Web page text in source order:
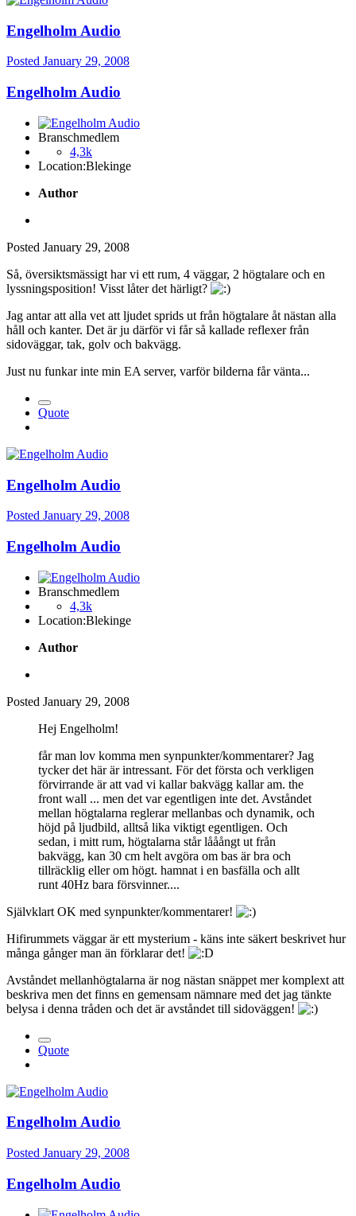
Engelholm Audio
Posted January 29, 2008
Engelholm Audio
Branschmedlem
4,3k
Location:Blekinge
Author
Posted January 29, 2008
Så, översiktsmässigt har vi ett rum, 4 väggar, 2 högtalare och en
lyssningsposition! Visst låter det härligt?
Jag antar att alla vet att ljudet sprids ut från högtalare åt nästan alla
håll och kanter. Det är ju därför vi får så kallade reflexer från
sidoväggar, tak, golv och bakvägg.
Just nu funkar inte min EA server, varför bilderna får vänta...
Quote
Engelholm Audio
Posted January 29, 2008
Engelholm Audio
Branschmedlem
4,3k
Location:Blekinge
Author
Posted January 29, 2008
Hej Engelholm!
får man lov komma men synpunkter/kommentarer? Jag
tycker det här är intressant. För det första och verkligen
förvirrande är att vad vi kallar bakvägg kallar am. the
front wall ... men det var egentligen inte det. Avståndet
mellan högtalarna reglerar mellanbas och dynamik, och
höjd på ljudbild, alltså lika viktigt egentligen. Och
sedan, i mitt rum, högtalarna står lååångt ut från
bakvägg, kan 30 cm helt avgöra om bas är bra och
tillräcklig eller om högt. hamnat i en basfälla och allt
runt 40Hz bara försvinner....
Självklart OK med synpunkter/kommentarer!
Hifirummets väggar är ett mysterium - käns inte säkert beskrivet hur
många gånger man än förklarar det!
Avståndet mellanhögtalarna är nog nästan snäppet mer komplext att
beskriva men det finns en gemensam nämnare med det jag tänkte
belysa i denna tråden och det är avståndet till sidoväggen!
Quote
Engelholm Audio
Posted January 29, 2008
Engelholm Audio